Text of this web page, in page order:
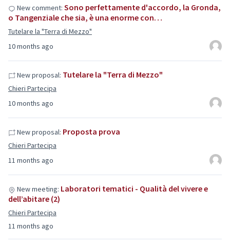
10 months ago
New comment: Sono perfettamente d'accordo, la Gronda,
o Tangenziale che sia, è una enorme con…
Tutelare la "Terra di Mezzo"
10 months ago
New proposal: Tutelare la "Terra di Mezzo"
Chieri Partecipa
11 months ago
New proposal: Proposta prova
Chieri Partecipa
11 months ago
New meeting: Laboratori tematici - Qualità del vivere e
dell’abitare (2)
Chieri Partecipa